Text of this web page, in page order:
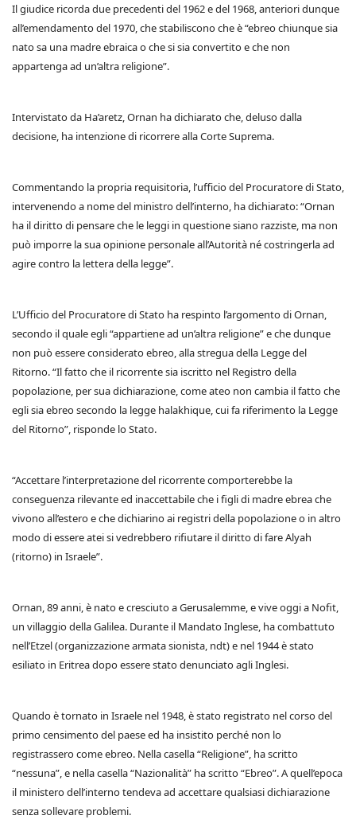
Il giudice ricorda due precedenti del 1962 e del 1968, anteriori dunque
all’emendamento del 1970, che stabiliscono che è “ebreo chiunque sia
nato sa una madre ebraica o che si sia convertito e che non
appartenga ad un’altra religione”.
Intervistato da Ha’aretz, Ornan ha dichiarato che, deluso dalla
decisione, ha intenzione di ricorrere alla Corte Suprema.
Commentando la propria requisitoria, l’ufficio del Procuratore di Stato,
intervenendo a nome del ministro dell’interno, ha dichiarato: “Ornan
ha il diritto di pensare che le leggi in questione siano razziste, ma non
può imporre la sua opinione personale all’Autorità né costringerla ad
agire contro la lettera della legge”.
L’Ufficio del Procuratore di Stato ha respinto l’argomento di Ornan,
secondo il quale egli “appartiene ad un’altra religione” e che dunque
non può essere considerato ebreo, alla stregua della Legge del
Ritorno. “Il fatto che il ricorrente sia iscritto nel Registro della
popolazione, per sua dichiarazione, come ateo non cambia il fatto che
egli sia ebreo secondo la legge halakhique, cui fa riferimento la Legge
del Ritorno”, risponde lo Stato.
“Accettare l’interpretazione del ricorrente comporterebbe la
conseguenza rilevante ed inaccettabile che i figli di madre ebrea che
vivono all’estero e che dichiarino ai registri della popolazione o in altro
modo di essere atei si vedrebbero rifiutare il diritto di fare Alyah
(ritorno) in Israele”.
Ornan, 89 anni, è nato e cresciuto a Gerusalemme, e vive oggi a Nofit,
un villaggio della Galilea. Durante il Mandato Inglese, ha combattuto
nell’Etzel (organizzazione armata sionista, ndt) e nel 1944 è stato
esiliato in Eritrea dopo essere stato denunciato agli Inglesi.
Quando è tornato in Israele nel 1948, è stato registrato nel corso del
primo censimento del paese ed ha insistito perché non lo
registrassero come ebreo. Nella casella “Religione”, ha scritto
“nessuna”, e nella casella “Nazionalità” ha scritto “Ebreo”. A quell’epoca
il ministero dell’interno tendeva ad accettare qualsiasi dichiarazione
senza sollevare problemi.